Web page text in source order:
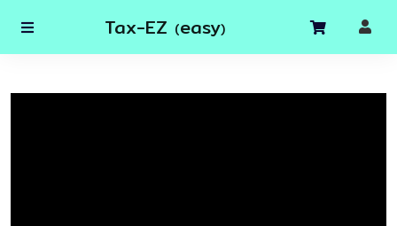
Tax-EZ (easy)